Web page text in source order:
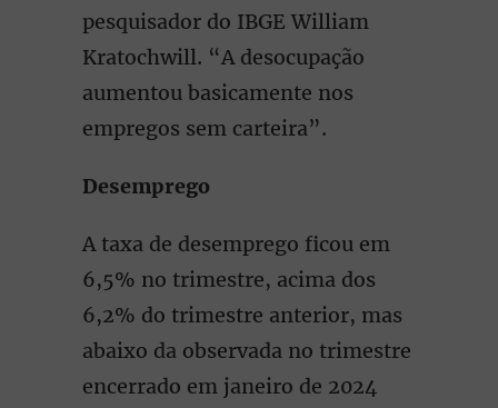
pesquisador do IBGE William
Kratochwill. “A desocupação
aumentou basicamente nos
empregos sem carteira”.
Desemprego
A taxa de desemprego ficou em
6,5% no trimestre, acima dos
6,2% do trimestre anterior, mas
abaixo da observada no trimestre
encerrado em janeiro de 2024